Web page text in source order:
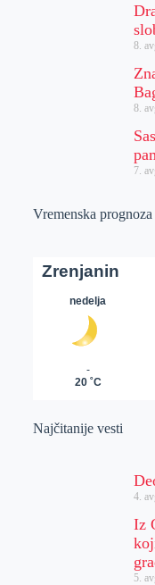
8.
8.
7.
Vremenska prognoza
Najčitanije vesti
4.
Iz
5.